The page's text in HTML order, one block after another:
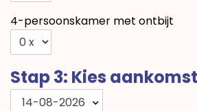
4-persoonskamer met ontbijt
Stap 3: Kies
14-08-2026